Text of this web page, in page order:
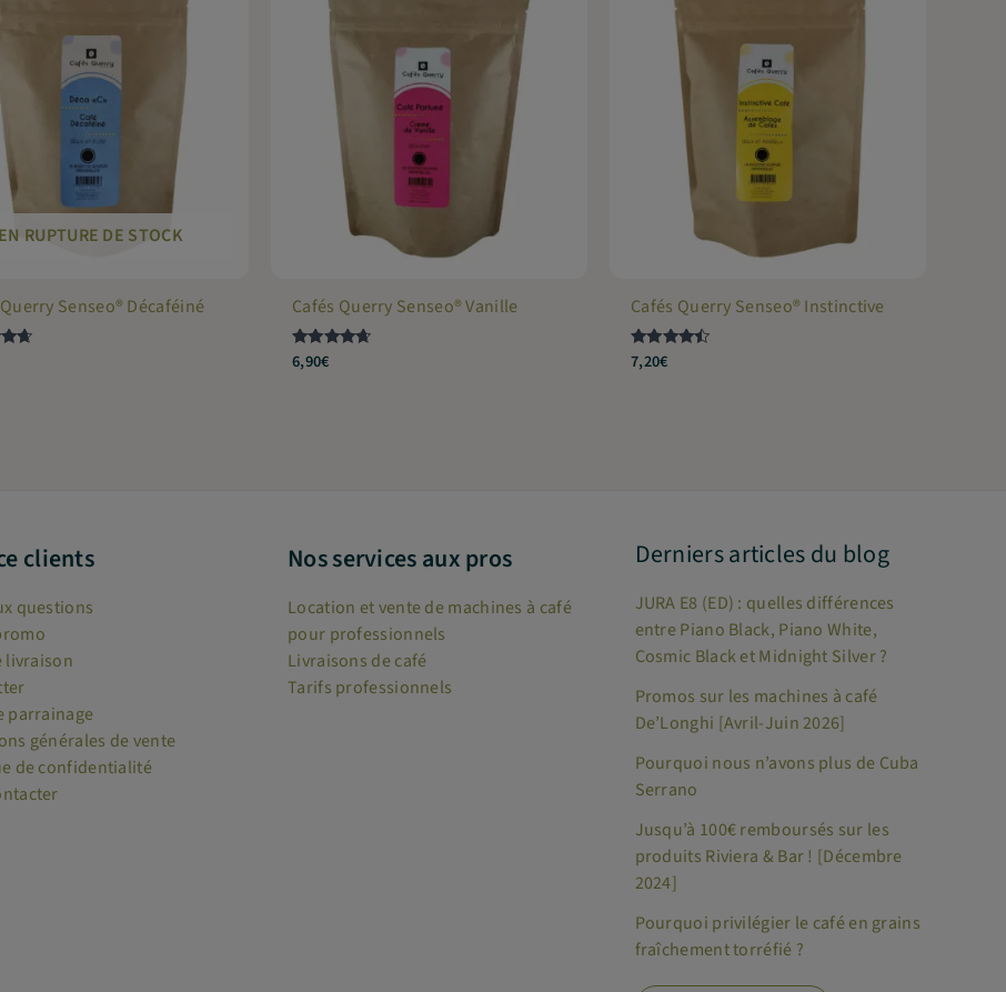
EN RUPTURE DE STOCK
Senseo® Décaféiné Cafés Querry Senseo® Vanille
Note
4.5
6,90€
Cafés Querry Senseo® Instinctive
Note
4.33
7,20€
clients
questions
livraison
parrainage
générales de vente
de confidentialité
Nos services aux pros
Location et vente de machines à café
pour professionnels
Livraisons de café
Tarifs professionnels
Derniers articles du blog
JURA E8 (ED) : quelles différences
entre Piano Black, Piano White,
Cosmic Black et Midnight Silver ?
Promos sur les machines à café
De’Longhi [Avril-Juin 2026]
Pourquoi nous n’avons plus de Cuba
Serrano
Jusqu’à 100€ remboursés sur les
produits Riviera & Bar ! [Décembre
2024]
Pourquoi privilégier le café en grains
fraîchement torréfié ?